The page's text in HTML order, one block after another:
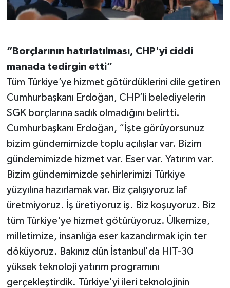
“Borçlarının hatırlatılması, CHP'yi ciddi
manada tedirgin etti”
Tüm Türkiye’ye hizmet götürdüklerini dile getiren
Cumhurbaşkanı Erdoğan, CHP’li belediyelerin
SGK borçlarına sadık olmadığını belirtti.
Cumhurbaşkanı Erdoğan, “İşte görüyorsunuz
bizim gündemimizde toplu açılışlar var. Bizim
gündemimizde hizmet var. Eser var. Yatırım var.
Bizim gündemimizde şehirlerimizi Türkiye
yüzyılına hazırlamak var. Biz çalışıyoruz laf
üretmiyoruz. İş üretiyoruz iş. Biz koşuyoruz. Biz
tüm Türkiye'ye hizmet götürüyoruz. Ülkemize,
milletimize, insanlığa eser kazandırmak için ter
döküyoruz. Bakınız dün İstanbul'da HIT-30
yüksek teknoloji yatırım programını
gerçekleştirdik. Türkiye'yi ileri teknolojinin